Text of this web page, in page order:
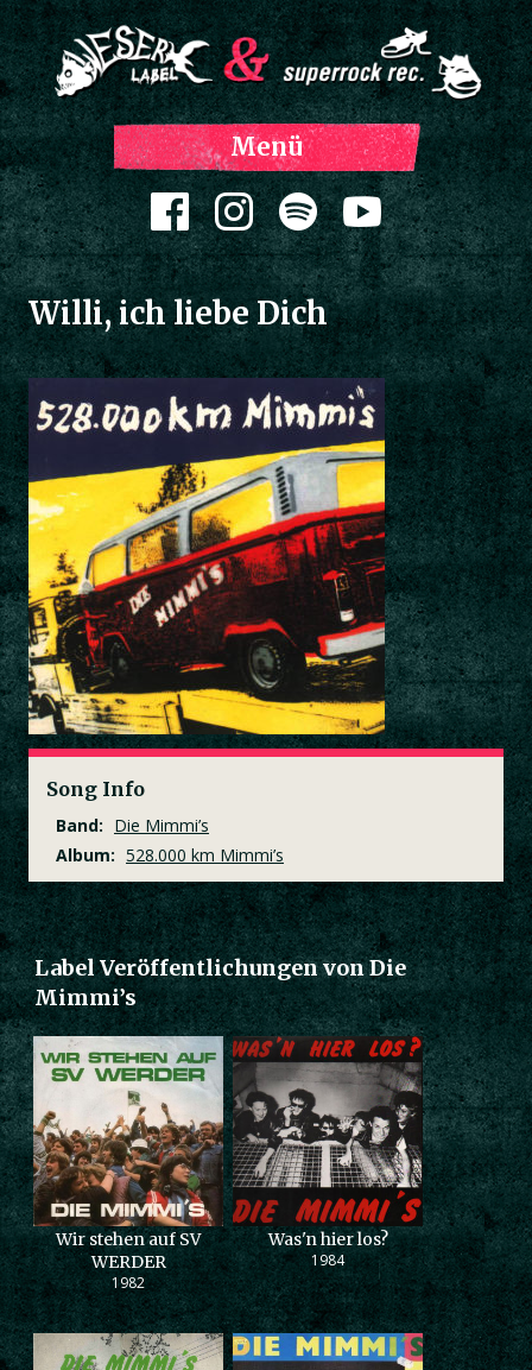
Menü
Zum Inhalt springen
Willi, ich liebe Dich
Song Info
Band: Die Mimmi’s
Album: 528.000 km Mimmi’s
Label Veröffentlichungen von Die
Mimmi’s
Wir stehen auf SV
WERDER
1982
Was'n hier los?
1984